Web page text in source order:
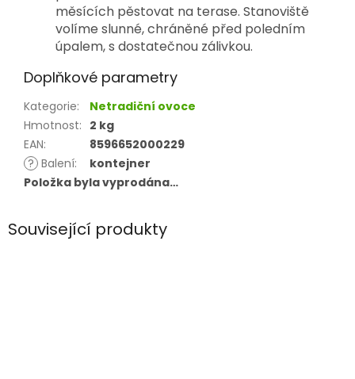
měsících pěstovat na terase. Stanoviště
volíme slunné, chráněné před poledním
úpalem, s dostatečnou zálivkou.
Doplňkové parametry
Kategorie:
Netradiční ovoce
Hmotnost: 2 kg
EAN:
8596652000229
? Balení:
kontejner
Položka byla vyprodána…
Související produkty